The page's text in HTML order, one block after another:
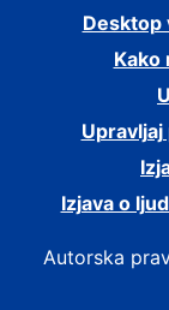
Desktop
Kako
Izjava o
Autorska